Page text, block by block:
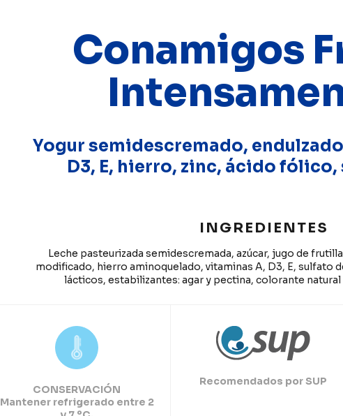
Conamigos
Yogur semidescremado,
D3, E, hierro, zinc, ácido
INGREDIENTES
Leche pasteurizada semidescremada, azúcar, jugo de
modificado, hierro aminoquelado, vitaminas A, D3, E, sulfato
lácticos, estabilizantes: agar y pectina, colorante
CONSERVACIÓN
Mantener refrigerado entre 2
Recomendados por SUP